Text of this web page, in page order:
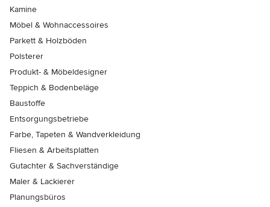
Kamine
Möbel & Wohnaccessoires
Parkett & Holzböden
Polsterer
Produkt- & Möbeldesigner
Teppich & Bodenbeläge
Baustoffe
Entsorgungsbetriebe
Farbe, Tapeten & Wandverkleidung
Fliesen & Arbeitsplatten
Gutachter & Sachverständige
Maler & Lackierer
Planungsbüros